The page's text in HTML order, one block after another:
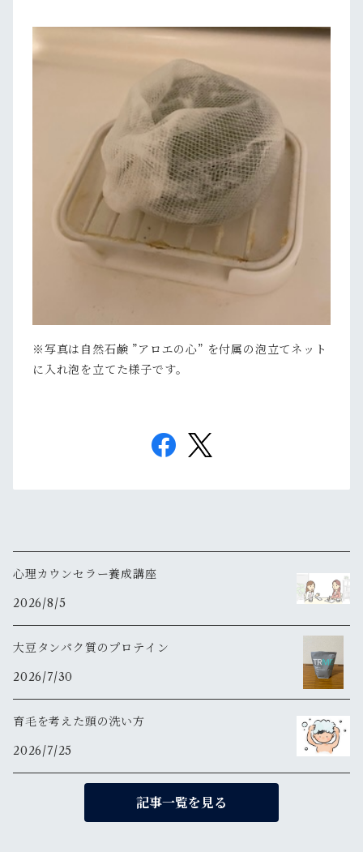
※写真は自然石鹸 ”アロエの心” を付属の泡立てネット
に入れ泡を立てた様子です。
心理カウンセラー養成講座
2026/8/5
大豆タンパク質のプロテイン
2026/7/30
育毛を考えた頭の洗い方
2026/7/25
記事一覧を見る